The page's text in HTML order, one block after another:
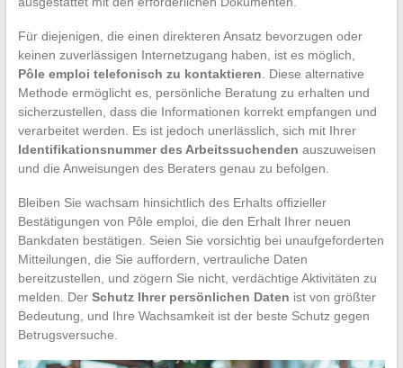
Für diejenigen, die einen direkteren Ansatz bevorzugen oder
keinen zuverlässigen Internetzugang haben, ist es möglich,
Pôle emploi telefonisch zu kontaktieren . Diese alternative
Methode ermöglicht es, persönliche Beratung zu erhalten und
sicherzustellen, dass die Informationen korrekt empfangen und
verarbeitet werden. Es ist jedoch unerlässlich, sich mit Ihrer
Identifikationsnummer des Arbeitssuchenden auszuweisen
und die Anweisungen des Beraters genau zu befolgen.
Bleiben Sie wachsam hinsichtlich des Erhalts offizieller
Bestätigungen von Pôle emploi, die den Erhalt Ihrer neuen
Bankdaten bestätigen. Seien Sie vorsichtig bei unaufgeforderten
Mitteilungen, die Sie auffordern, vertrauliche Daten
bereitzustellen, und zögern Sie nicht, verdächtige Aktivitäten zu
melden. Der Schutz Ihrer persönlichen Daten ist von größter
Bedeutung, und Ihre Wachsamkeit ist der beste Schutz gegen
Betrugsversuche.